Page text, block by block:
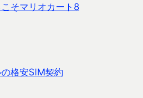
そマリオカート8
格安SIM契約